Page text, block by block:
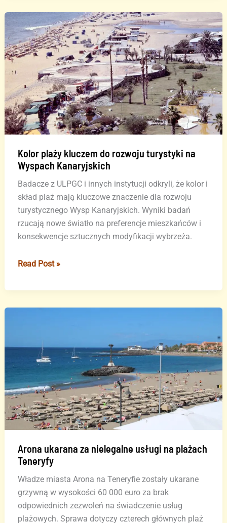
Teneryfie:
26-
latek
żyje
Kolor plaży kluczem do rozwoju turystyki na
Wyspach Kanaryjskich
Badacze z ULPGC i innych instytucji odkryli, że kolor i
skład plaż mają kluczowe znaczenie dla rozwoju
turystycznego Wysp Kanaryjskich. Wyniki badań
rzucają nowe światło na preferencje mieszkańców i
konsekwencje sztucznych modyfikacji wybrzeża.
Kolor
kluczem
Wyspach
Read Post »
Arona ukarana za nielegalne usługi na plażach
Teneryfy
Władze miasta Arona na Teneryfie zostały ukarane
grzywną w wysokości 60 000 euro za brak
odpowiednich zezwoleń na świadczenie usług
plażowych. Sprawa dotyczy czterech głównych plaż